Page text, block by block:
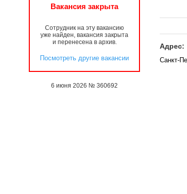
Вакансия закрыта
Сотрудник на эту вакансию
уже найден, вакансия закрыта
и перенесена в архив.
Посмотреть другие вакансии
6 июня 2026 № 360692
Адрес:
Санкт-